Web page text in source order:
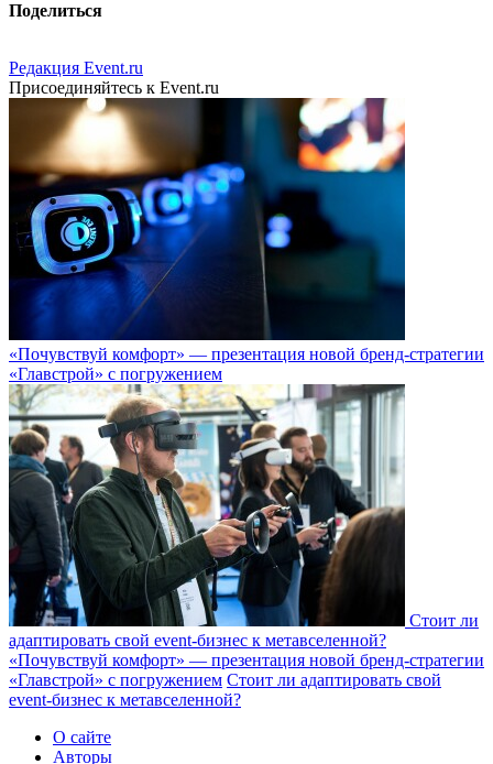
Поделиться
Редакция Event.ru
Присоединяйтесь к Event.ru
«Почувствуй комфорт» — презентация новой бренд-стратегии
«Главстрой» с погружением
Стоит ли
адаптировать свой event-бизнес к метавселенной?
«Почувствуй комфорт» — презентация новой бренд-стратегии
«Главстрой» с погружением Стоит ли адаптировать свой
event-бизнес к метавселенной?
О сайте
Авторы